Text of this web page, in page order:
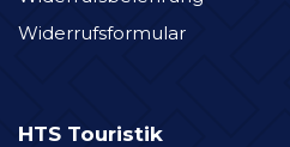
Widerrufsformular
HTS Touristik